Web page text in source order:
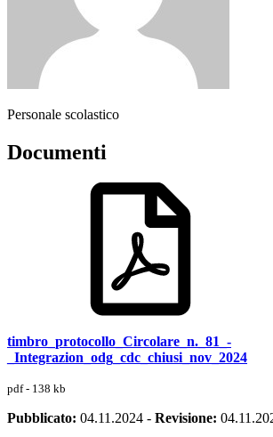
Personale scolastico
Documenti
timbro_protocollo_Circolare_n._81_-
_Integrazion_odg_cdc_chiusi_nov_2024
pdf - 138 kb
Pubblicato: 04.11.2024 - Revisione: